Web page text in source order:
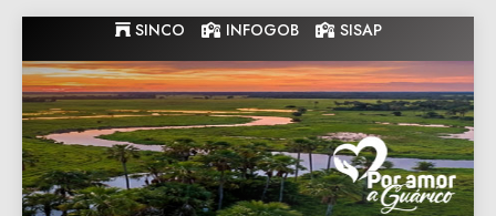
to
content
SINCO INFOGOB SISAP
Gobernacion
de Guarico
Gobernacion de Guarico